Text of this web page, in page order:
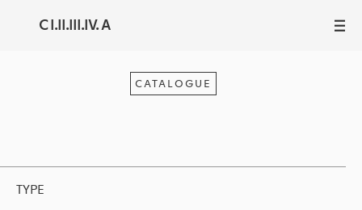
C I.II.III.IV. A III
CATALOGUE
TYPE